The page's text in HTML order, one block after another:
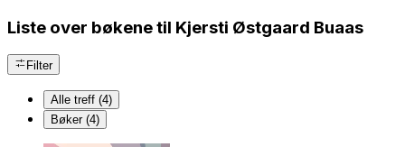
Liste over bøkene til Kjersti Østgaard Buaas
Filter
Alle treff (4)
Bøker (4)